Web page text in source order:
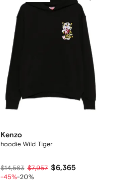
Kenzo
hoodie Wild Tiger
$14,563 $7,957 $6,365
-45%-20%